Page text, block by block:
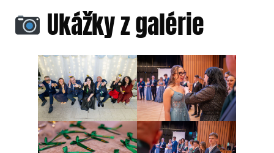
Ukážky z galérie